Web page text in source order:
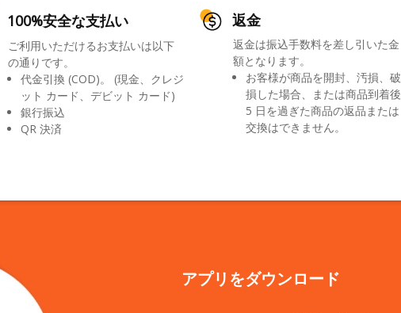
100%安全な支払い
ご利用いただけるお支払いは以下
の通りです。
代金引換 (COD)。 (現金、クレジ
ット カード、デビット カード)
銀行振込
QR 決済
返金
返金は振込手数料を差し引いた金
額となります。
お客様が商品を開封、汚損、破
損した場合、または商品到着後
5 日を過ぎた商品の返品または
交換はできません。
アプリをダウンロード